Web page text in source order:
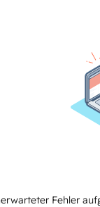
Fehler